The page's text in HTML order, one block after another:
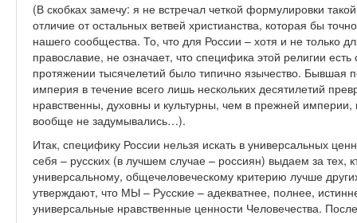
(В скобках замечу: я не встречал четкой формулировки
отличие от остальных ветвей христианства, которая бы
нашего сообщества. То, что для России – хотя и не только
православие, не означает, что специфика этой религии
протяжении тысячелетий было типично язычество. Бывшая
империя в течение всего лишь нескольких десятилетий
нравственны, духовны и культурны, чем в прежней
вообще не задумывались…).
Итак, специфику России нельзя искать в универсальных
себя – русских (в лучшем случае – россиян) выдаем за
универсальному, общечеловеческому критерию лучше
утверждают, что МЫ – Русские – адекватнее, полнее,
универсальные нравственные ценности Человечества.